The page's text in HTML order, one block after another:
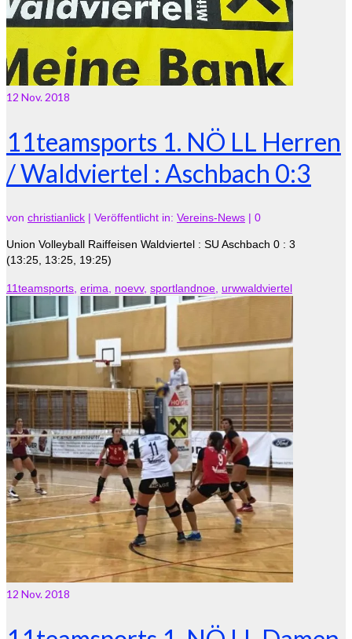
12 Nov. 2018
11teamsports 1. NÖ LL Herren
/ Waldviertel : Aschbach 0:3
von christianlick | Veröffentlicht in: Vereins-News | 0
Union Volleyball Raiffeisen Waldviertel : SU Aschbach 0 : 3
(13:25, 13:25, 19:25)
11teamsports, erima, noevv, sportlandnoe, urwwaldviertel
12 Nov. 2018